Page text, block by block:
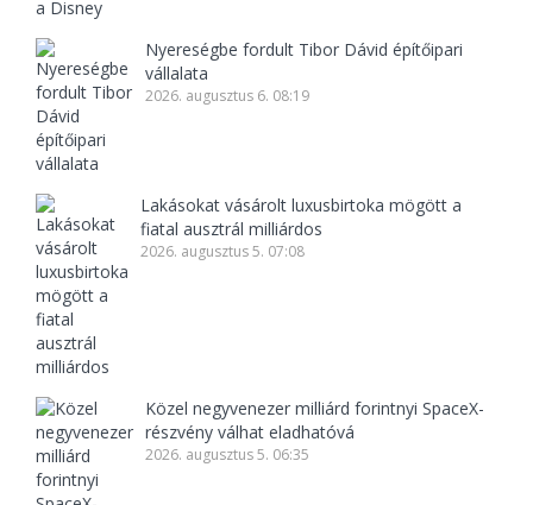
Nyereségbe fordult Tibor Dávid építőipari
vállalata
2026. augusztus 6. 08:19
Lakásokat vásárolt luxusbirtoka mögött a
fiatal ausztrál milliárdos
2026. augusztus 5. 07:08
Közel negyvenezer milliárd forintnyi SpaceX-
részvény válhat eladhatóvá
2026. augusztus 5. 06:35